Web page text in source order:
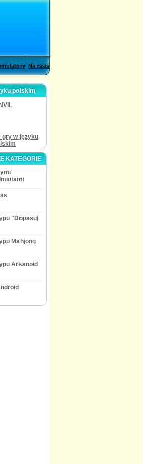
Na czas
polskim
gry w języku
KATEGORIE
"Dopasuj
Mahjong
Arkanoid